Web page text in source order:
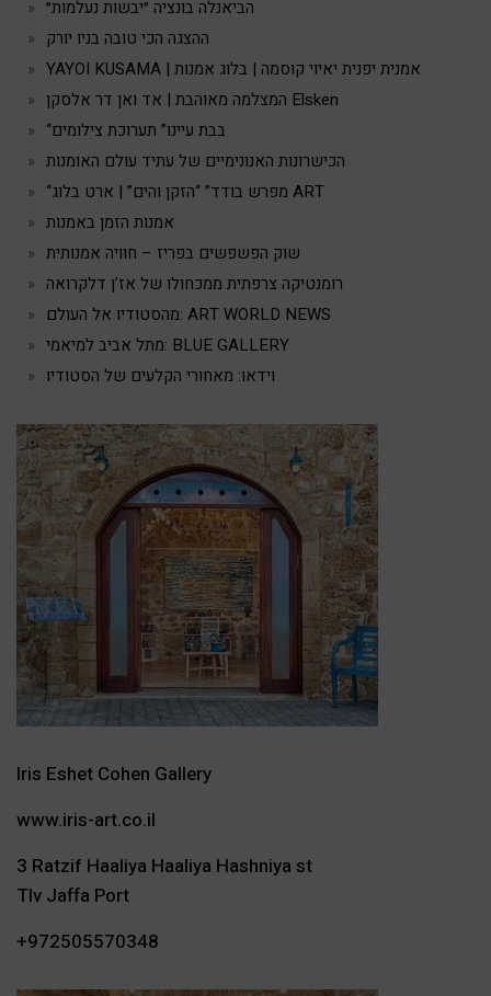
הביאנלה בונציה ״יבשות נעלמות״
ההצגה הכי טובה בניו יורק
YAYOI KUSAMA | אמנית יפנית יאיוי קוסמה | בלוג אמנות
המצלמה מאוהבת | אד ואן דר אלסקן Elsken
“בבת עיינו” תערוכת צילומים
הכישרונות האנונימיים של עתיד עולם האומנות
“מפרש בודד” “הזקן והים” | ארט בלוג ART
אמנות הזמן באמנות
שוק הפשפשים בפריז – חוויה אמנותית
רומנטיקה צרפתית ממכחולו של אז’ן דלקרואה
מהסטודיו אל העולם: ART WORLD NEWS
מתל אביב למיאמי: BLUE GALLERY
וידאו: מאחורי הקלעים של הסטודיו
Iris Eshet Cohen Gallery
www.iris-art.co.il
3 Ratzif Haaliya Haaliya Hashniya st
Tlv Jaffa Port
+972505570348